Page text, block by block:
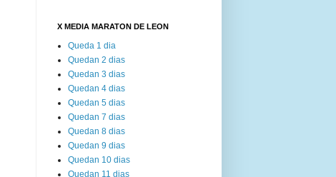
X MEDIA MARATON DE LEON
Queda 1 dia
Quedan 2 dias
Quedan 3 dias
Quedan 4 dias
Quedan 5 dias
Quedan 7 dias
Quedan 8 dias
Quedan 9 dias
Quedan 10 dias
Quedan 11 dias